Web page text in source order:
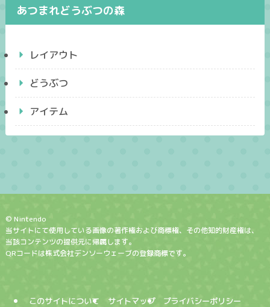
あつまれどうぶつの森
レイアウト
どうぶつ
アイテム
© Nintendo
当サイトにて使用している画像の著作権および商標権、その他知的財産権は、
当該コンテンツの提供元に帰属します。
QRコードは株式会社デンソーウェーブの登録商標です。
このサイトについて サイトマップ プライバシーポリシー